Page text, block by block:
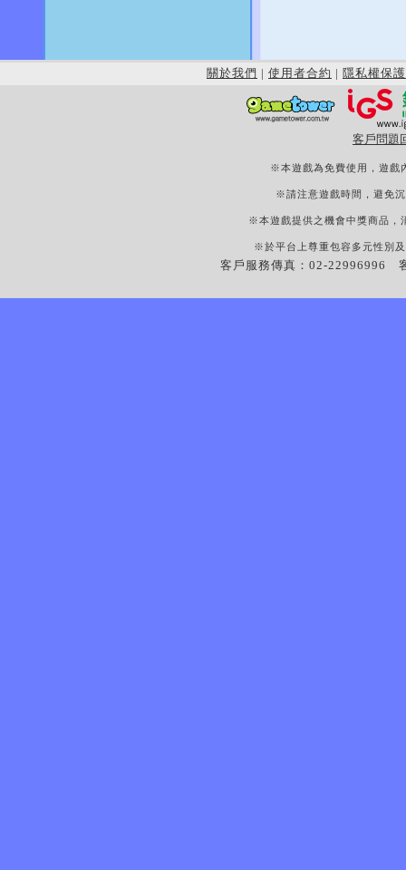
關於我們 | 使用者合約 | 隱私權保護
客戶問題
※本遊戲為免費使用，遊戲
※請注意遊戲時間，避免
※本遊戲提供之機會中獎商品，
※於平台上尊重包容多元性別
客戶服務傳真：02-22996996